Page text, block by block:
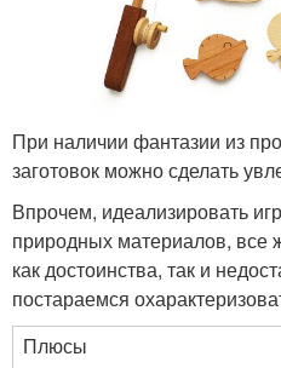
При наличии фантазии из
заготовок можно сделать
Впрочем, идеализировать
природных материалов, все
как достоинства, так и
постараемся
Плюсы